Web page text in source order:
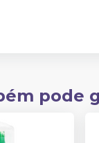
pode